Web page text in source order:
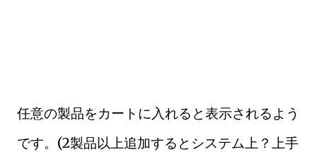
任意の製品をカートに入れると表示されるよう
です。(2製品以上追加するとシステム上？上手